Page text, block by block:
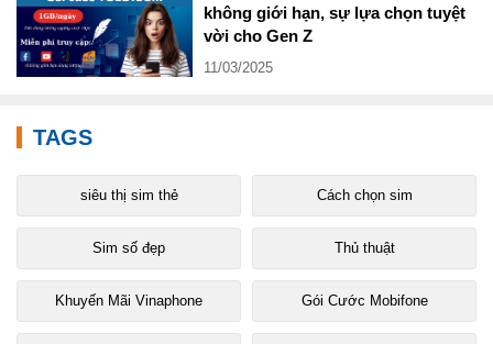
không giới hạn, sự lựa chọn tuyệt
vời cho Gen Z
11/03/2025
TAGS
siêu thị sim thẻ Cách chọn sim
Sim số đẹp Thủ thuật
Khuyến Mãi Vinaphone Gói Cước Mobifone